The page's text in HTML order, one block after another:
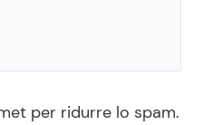
per ridurre lo spam.